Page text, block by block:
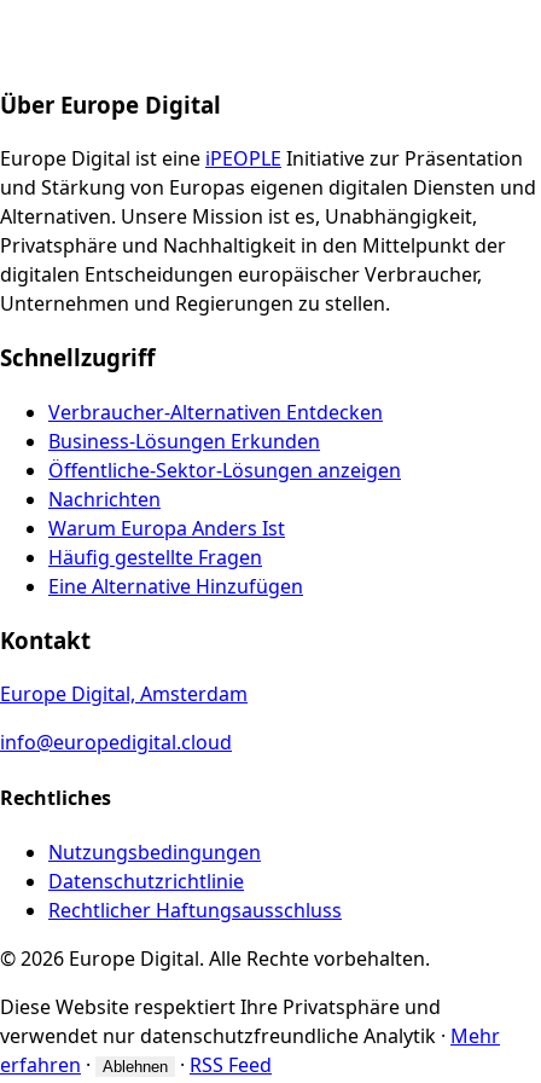
Über Europe Digital
Europe Digital ist eine iPEOPLE Initiative zur Präsentation
und Stärkung von Europas eigenen digitalen Diensten und
Alternativen. Unsere Mission ist es, Unabhängigkeit,
Privatsphäre und Nachhaltigkeit in den Mittelpunkt der
digitalen Entscheidungen europäischer Verbraucher,
Unternehmen und Regierungen zu stellen.
Schnellzugriff
Verbraucher-Alternativen Entdecken
Business-Lösungen Erkunden
Öffentliche-Sektor-Lösungen anzeigen
Nachrichten
Warum Europa Anders Ist
Häufig gestellte Fragen
Eine Alternative Hinzufügen
Kontakt
Europe Digital, Amsterdam
info@europedigital.cloud
Rechtliches
Nutzungsbedingungen
Datenschutzrichtlinie
Rechtlicher Haftungsausschluss
© 2026 Europe Digital. Alle Rechte vorbehalten.
Diese Website respektiert Ihre Privatsphäre und
verwendet nur datenschutzfreundliche Analytik · Mehr
erfahren · Ablehnen · RSS Feed